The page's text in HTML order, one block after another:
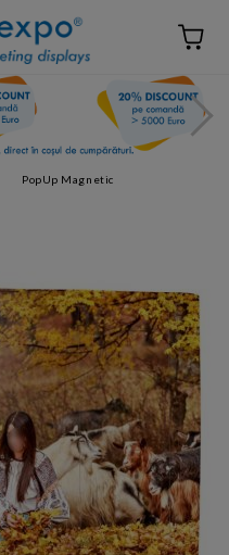
PopUp Magnetic